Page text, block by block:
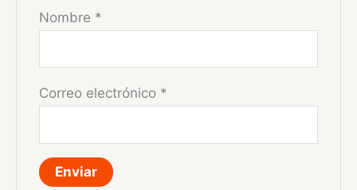
Nombre *
Correo electrónico *